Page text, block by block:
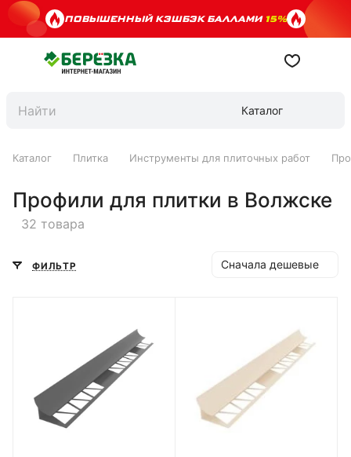
ПОВЫШЕННЫЙ КЭШБЭК БАЛЛАМИ15%
Каталог
Каталог Плитка Инструменты для плиточных работ
Профили для плитки в Волжске
32 товара
ФИЛЬТР Сначала дешевые